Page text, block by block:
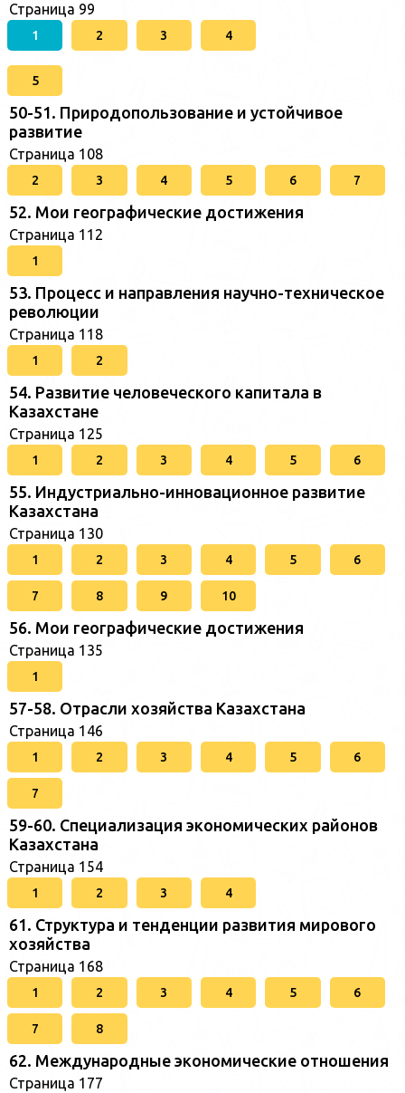
Страница 99
1 2 3 4
5
50-51. Природопользование и устойчивое
развитие
Страница 108
2 3 4 5 6 7
52. Мои географические достижения
Страница 112
1
53. Процесс и направления научно-техническое
революции
Страница 118
1 2
54. Развитие человеческого капитала в
Казахстане
Страница 125
1 2 3 4 5 6
55. Индустриально-инновационное развитие
Казахстана
Страница 130
1 2 3 4 5 6
7 8 9 10
56. Мои географические достижения
Страница 135
1
57-58. Отрасли хозяйства Казахстана
Страница 146
1 2 3 4 5 6
7
59-60. Специализация экономических районов
Казахстана
Страница 154
1 2 3 4
61. Структура и тенденции развития мирового
хозяйства
Страница 168
1 2 3 4 5 6
7 8
62. Международные экономические отношения
Страница 177